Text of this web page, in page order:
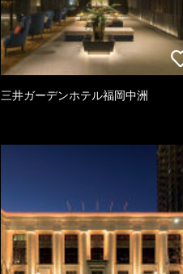
三井ガーデンホテル福岡中洲